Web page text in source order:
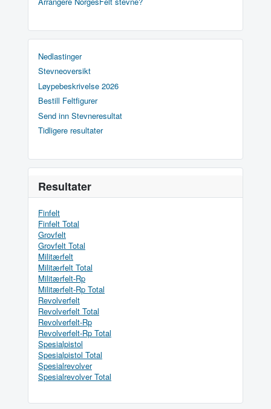
Nedlastinger
Stevneoversikt
Løypebeskrivelse 2026
Bestill Feltfigurer
Send inn Stevneresultat
Tidligere resultater
Resultater
Finfelt
Finfelt Total
Grovfelt
Grovfelt Total
Militærfelt
Militærfelt Total
Militærfelt-Rp
Militærfelt-Rp Total
Revolverfelt
Revolverfelt Total
Revolverfelt-Rp
Revolverfelt-Rp Total
Spesialpistol
Spesialpistol Total
Spesialrevolver
Spesialrevolver Total